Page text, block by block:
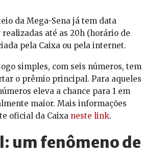
da Mega-Sena já tem data
até as 20h (horário de
pela Caixa ou pela internet.
simples, com seis números, tem
o prêmio principal. Para aqueles
eleva a chance para 1 em
maior. Mais informações
oficial da Caixa neste link.
um fenômeno de